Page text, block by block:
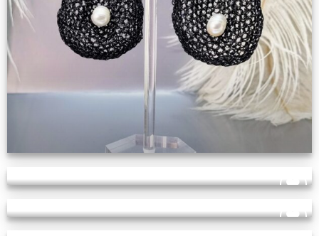
Cercei Petala de Trandafir cu perle naturale
225,00 lei
Adauga
la
Cercei Petala de Trandafir cu perle naturale
Cercei Petala de Trandafir cu perle naturale